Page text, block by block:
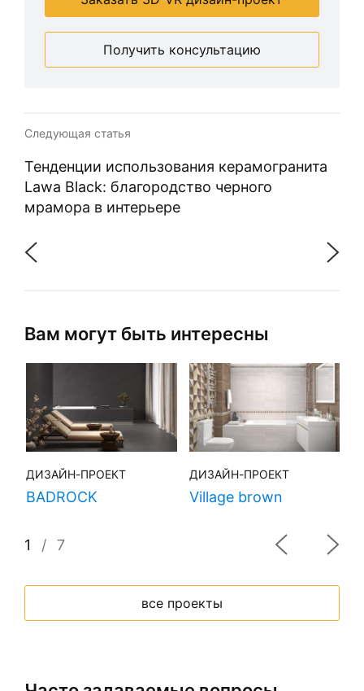
Получить консультацию
Следующая статья
Тенденции использования керамогранита
Lawa Black: благородство черного
мрамора в интерьере
Вам могут быть интересны
ДИЗАЙН-ПРОЕКТ
BADROCK
ДИЗАЙН-ПРОЕКТ
Village brown
1 / 7
все проекты